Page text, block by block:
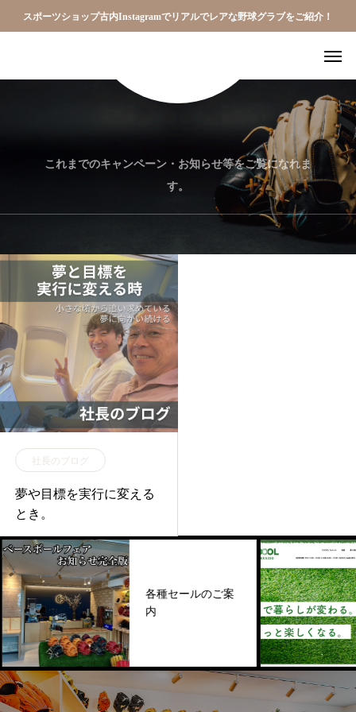
スポーツショップ古内Instagramでリアルでレアな野球グラブをご紹介！
これまでのキャンペーン・お知らせ等をご覧になれま
す。
社長のブログ
夢や目標を実行に変える
とき。
各種セールのご案